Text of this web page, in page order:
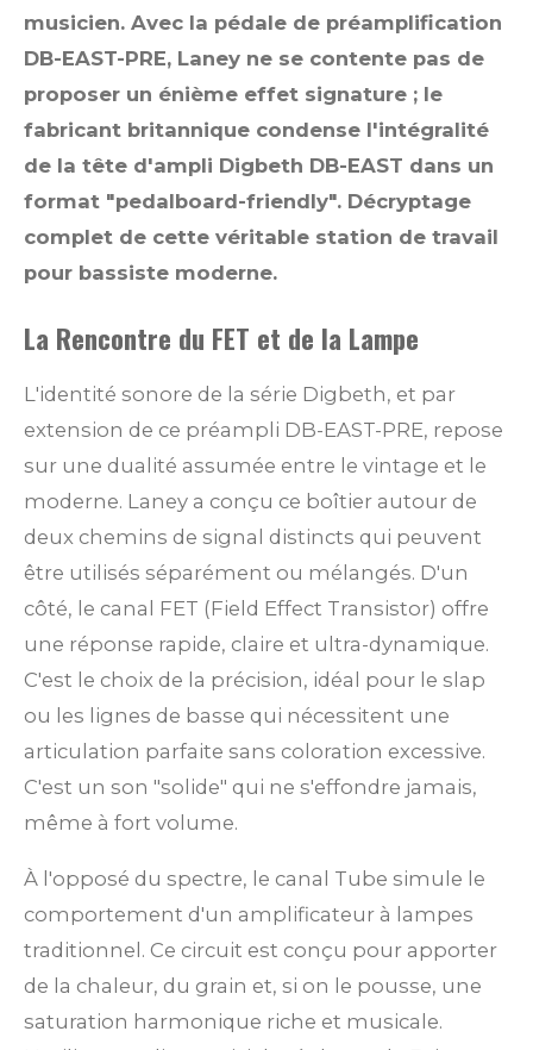
musicien. Avec la pédale de préamplification
DB-EAST-PRE, Laney ne se contente pas de
proposer un énième effet signature ; le
fabricant britannique condense l'intégralité
de la tête d'ampli Digbeth DB-EAST dans un
format "pedalboard-friendly". Décryptage
complet de cette véritable station de travail
pour bassiste moderne.
La Rencontre du FET et de la Lampe
L'identité sonore de la série Digbeth, et par
extension de ce préampli DB-EAST-PRE, repose
sur une dualité assumée entre le vintage et le
moderne. Laney a conçu ce boîtier autour de
deux chemins de signal distincts qui peuvent
être utilisés séparément ou mélangés. D'un
côté, le canal FET (Field Effect Transistor) offre
une réponse rapide, claire et ultra-dynamique.
C'est le choix de la précision, idéal pour le slap
ou les lignes de basse qui nécessitent une
articulation parfaite sans coloration excessive.
C'est un son "solide" qui ne s'effondre jamais,
même à fort volume.
À l'opposé du spectre, le canal Tube simule le
comportement d'un amplificateur à lampes
traditionnel. Ce circuit est conçu pour apporter
de la chaleur, du grain et, si on le pousse, une
saturation harmonique riche et musicale.